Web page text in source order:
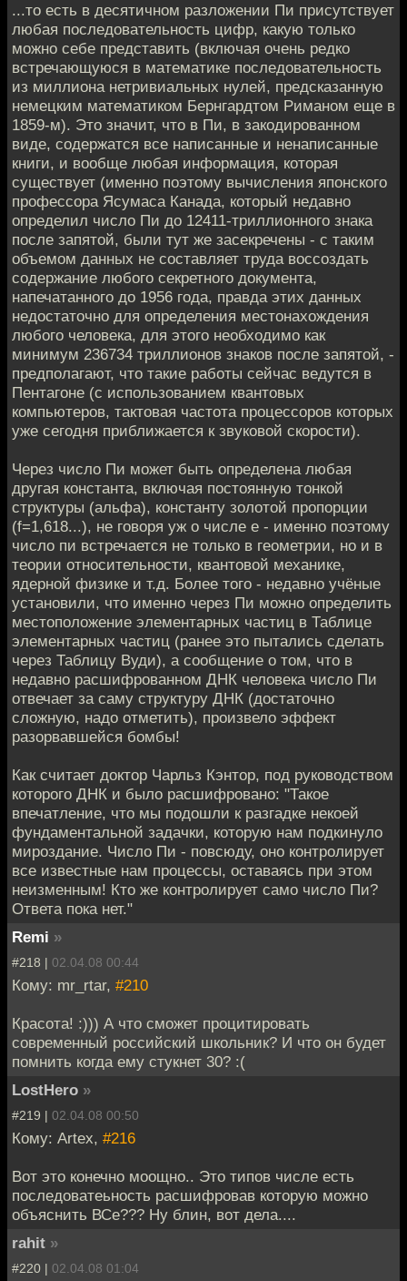
...то есть в десятичном разложении Пи присутствует
любая последовательность цифр, какую только
можно себе представить (включая очень редко
встречающуюся в математике последовательность
из миллиона нетривиальных нулей, предсказанную
немецким математиком Бернгардтом Риманом еще в
1859-м). Это значит, что в Пи, в закодированном
виде, содержатся все написанные и ненаписанные
книги, и вообще любая информация, которая
существует (именно поэтому вычисления японского
профессора Ясумаса Канада, который недавно
определил число Пи до 12411-триллионного знака
после запятой, были тут же засекречены - с таким
объемом данных не составляет труда воссоздать
содержание любого секретного документа,
напечатанного до 1956 года, правда этих данных
недостаточно для определения местонахождения
любого человека, для этого необходимо как
минимум 236734 триллионов знаков после запятой, -
предполагают, что такие работы сейчас ведутся в
Пентагоне (с использованием квантовых
компьютеров, тактовая частота процессоров которых
уже сегодня приближается к звуковой скорости).
Через число Пи может быть определена любая
другая константа, включая постоянную тонкой
структуры (альфа), константу золотой пропорции
(f=1,618...), не говоря уж о числе e - именно поэтому
число пи встречается не только в геометрии, но и в
теории относительности, квантовой механике,
ядерной физике и т.д. Более того - недавно учёные
установили, что именно через Пи можно определить
местоположение элементарных частиц в Таблице
элементарных частиц (ранее это пытались сделать
через Таблицу Вуди), а сообщение о том, что в
недавно расшифрованном ДНК человека число Пи
отвечает за саму структуру ДНК (достаточно
сложную, надо отметить), произвело эффект
разорвавшейся бомбы!
Как считает доктор Чарльз Кэнтор, под руководством
которого ДНК и было расшифровано: "Такое
впечатление, что мы подошли к разгадке некоей
фундаментальной задачки, которую нам подкинуло
мироздание. Число Пи - повсюду, оно контролирует
все известные нам процессы, оставаясь при этом
неизменным! Кто же контролирует само число Пи?
Ответа пока нет."
Remi »
#218 | 02.04.08 00:44
Кому: mr_rtar, #210
Красота! :))) А что сможет процитировать
современный российский школьник? И что он будет
помнить когда ему стукнет 30? :(
LostHero »
#219 | 02.04.08 00:50
Кому: Artex, #216
Вот это конечно моощно.. Это типов числе есть
последоватеьность расшифровав которую можно
объяснить ВСе??? Ну блин, вот дела....
rahit »
#220 | 02.04.08 01:04